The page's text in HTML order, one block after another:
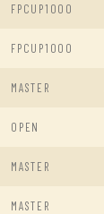
FPCUP1000
FPCUP1000
MASTER
OPEN
MASTER
MASTER